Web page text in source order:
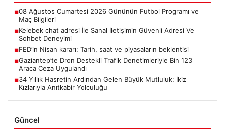
■08 Ağustos Cumartesi 2026 Gününün Futbol Programı ve
Maç Bilgileri
■Kelebek chat adresi İle Sanal İletişimin Güvenli Adresi Ve
Sohbet Deneyimi
■FED’in Nisan kararı: Tarih, saat ve piyasaların beklentisi
■Gaziantep’te Dron Destekli Trafik Denetimleriyle Bin 123
Araca Ceza Uygulandı
■34 Yıllık Hasretin Ardından Gelen Büyük Mutluluk: İkiz
Kızlarıyla Anıtkabir Yolculuğu
Güncel